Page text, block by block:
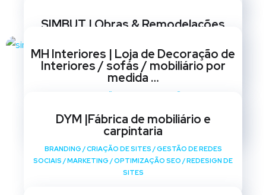
SIMBUT | Obras & Remodelações
SOCIAIS /MARKETING OPTIMIZAÇÃO SEO/ REDESIGN DE
SITES
MH Interiores | Loja de Decoração de
Interiores / sofás / mobiliário por
medida …
SITES
DYM |Fábrica de mobiliário e
carpintaria
BRANDING /CRIAÇÃO DE SITES /GESTÃO DE REDES
SOCIAIS /MARKETING /OPTIMIZAÇÃO SEO /REDESIGN DE
SITES